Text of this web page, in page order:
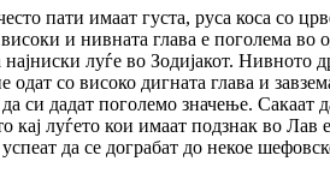
пати имаат густа, руса коса со
и нивната глава е поголема во
најниски луѓе во Зодијакот. Нивното
со високо дигната глава и
си дадат поголемо значење. Сакаат
кај луѓето кои имаат подзнак во Лав
да се дограбат до некое